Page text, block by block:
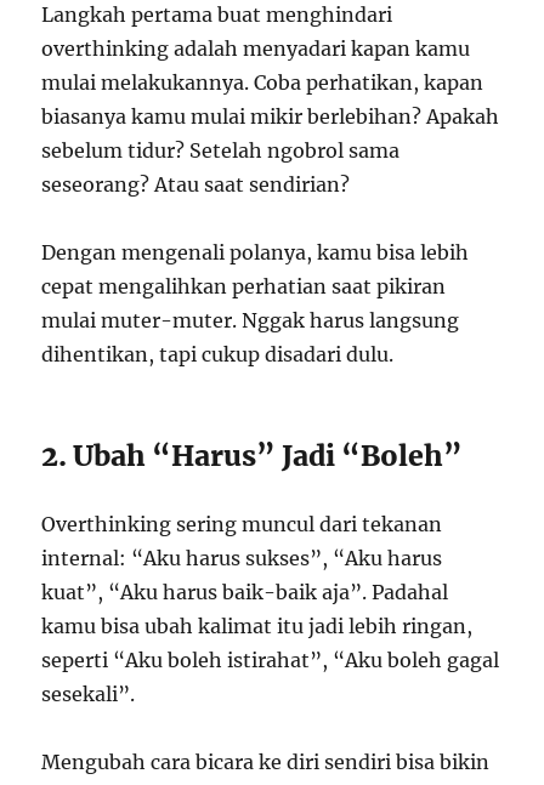
Langkah pertama buat menghindari
overthinking adalah menyadari kapan kamu
mulai melakukannya. Coba perhatikan, kapan
biasanya kamu mulai mikir berlebihan? Apakah
sebelum tidur? Setelah ngobrol sama
seseorang? Atau saat sendirian?
Dengan mengenali polanya, kamu bisa lebih
cepat mengalihkan perhatian saat pikiran
mulai muter-muter. Nggak harus langsung
dihentikan, tapi cukup disadari dulu.
2. Ubah “Harus” Jadi “Boleh”
Overthinking sering muncul dari tekanan
internal: “Aku harus sukses”, “Aku harus
kuat”, “Aku harus baik-baik aja”. Padahal
kamu bisa ubah kalimat itu jadi lebih ringan,
seperti “Aku boleh istirahat”, “Aku boleh gagal
sesekali”.
Mengubah cara bicara ke diri sendiri bisa bikin